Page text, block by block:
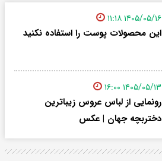
۱۴۰۵/۰۵/۱۶ ۱۱:۱۸
این محصولات پوست را استفاده نکنید
۱۴۰۵/۰۵/۱۳ ۱۶:۰۰
رونمایی از لباس عروس زیباترین
دختربچه جهان | عکس